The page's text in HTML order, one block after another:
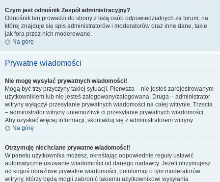
Czym jest odnośnik Zespół administracyjny?
Odnośnik ten prowadzi do strony z listą osób odpowiedzialnych za forum, na
której znajduje się spis administratorów i moderatorów oraz inne dane, takie
jak fora przez nich moderowane.
Na górę
Prywatne wiadomości
Nie mogę wysyłać prywatnych wiadomości!
Mogą być trzy przyczyny takiej sytuacji. Pierwsza – nie jesteś zarejestrowanym
użytkownikiem lub nie jesteś zalogowany/zalogowana. Druga – administrator
witryny wyłączył przesyłanie prywatnych wiadomości na całej witrynie. Trzecia
– administrator witryny uniemożliwił ci przesyłanie prywatnych wiadomości.
Aby uzyskać więcej informacji, skontaktuj się z administratorem witryny.
Na górę
Otrzymuję niechciane prywatne wiadomości!
W panelu użytkownika możesz, określając odpowiednie reguły ustawić
automatyczne usuwanie wiadomości od danego nadawcy. Jeżeli otrzymujesz
od kogoś obraźliwe prywatne wiadomości, poinformuj o tym moderatorów
witryny, którzy będą mogli zabronić takiemu użytkownikowi wysyłania